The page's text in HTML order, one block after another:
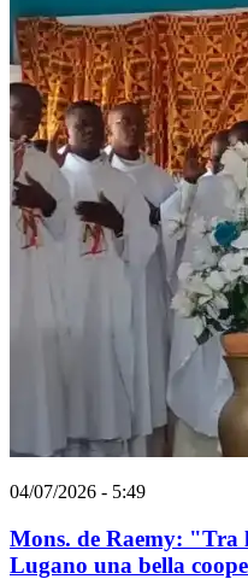
04/07/2026 - 5:49
Mons. de Raemy: "Tra
Lugano una bella